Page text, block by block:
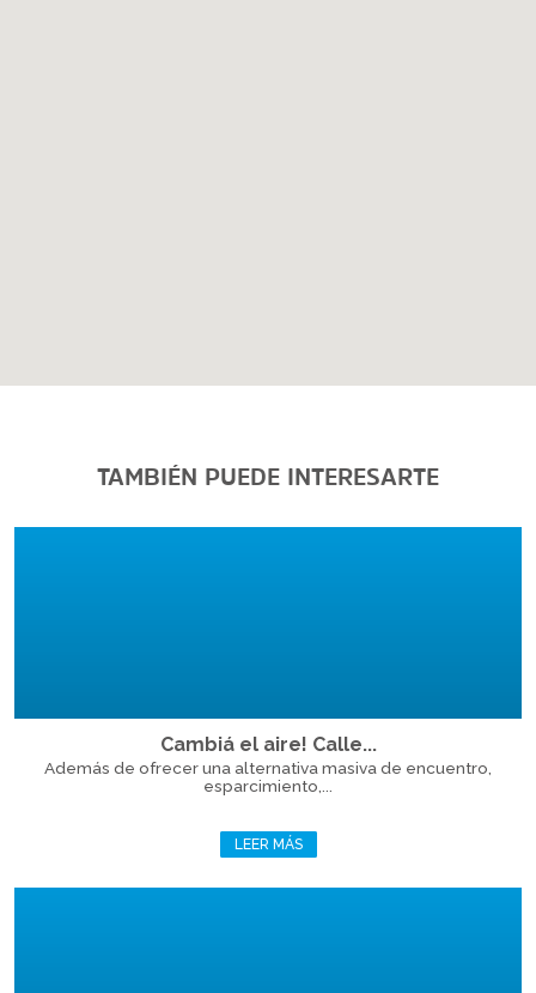
TAMBIÉN PUEDE INTERESARTE
Cambiá el aire! Calle...
Además de ofrecer una alternativa masiva de encuentro,
esparcimiento,...
LEER MÁS